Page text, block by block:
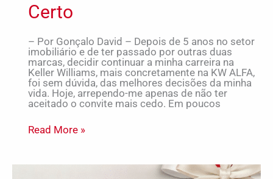
Certo
– Por Gonçalo David – Depois de 5 anos no setor
imobiliário e de ter passado por outras duas
marcas, decidir continuar a minha carreira na
Keller Williams, mais concretamente na KW ALFA,
foi sem dúvida, das melhores decisões da minha
vida. Hoje, arrependo-me apenas de não ter
aceitado o convite mais cedo. Em poucos
Read More »
Espírito